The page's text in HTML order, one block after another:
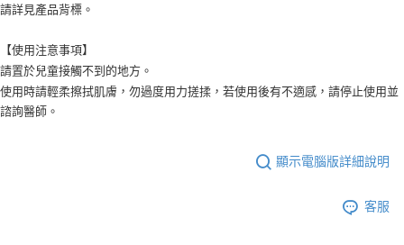
請詳見產品背標。
【使用注意事項】
請置於兒童接觸不到的地方。
使用時請輕柔擦拭肌膚，勿過度用力搓揉，若使用後有不適感，請停止使用並
諮詢醫師。
顯示電腦版詳細說明
客服